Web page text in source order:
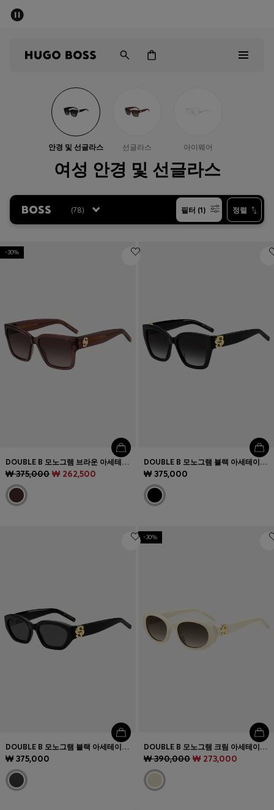
아동복
선물
문의 및 서비스
매장 위치
안경 및 선글라스 선글라스 아이웨어
여성 안경 및 선글라스
(78) 필터 (1) 정렬
-30%
DOUBLE B 모노그램 브라운 아세테이트 선글라스
₩ 375,000 ₩ 262,500
DOUBLE B 모노그램 블랙 아세테이트 선글라스
₩ 375,000
DOUBLE B 모노그램 블랙 아세테이트 선글라스
₩ 375,000
-30%
DOUBLE B 모노그램 크림 아세테이트 선글라스
₩ 390,000 ₩ 273,000